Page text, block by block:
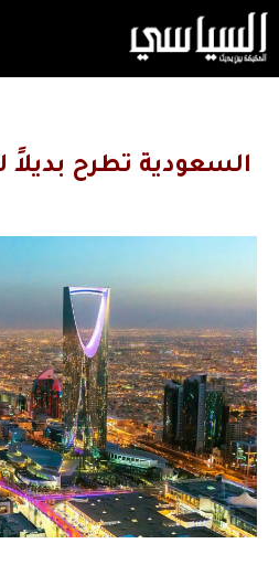
السعودية تطرح بديلاً